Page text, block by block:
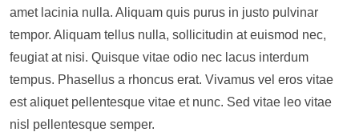
amet lacinia nulla. Aliquam quis purus in justo pulvinar
tempor. Aliquam tellus nulla, sollicitudin at euismod nec,
feugiat at nisi. Quisque vitae odio nec lacus interdum
tempus. Phasellus a rhoncus erat. Vivamus vel eros vitae
est aliquet pellentesque vitae et nunc. Sed vitae leo vitae
nisl pellentesque semper.